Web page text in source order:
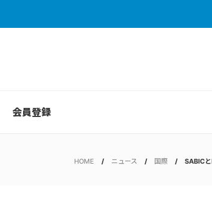
会員登録
HOME ニュース 国際 SABIC